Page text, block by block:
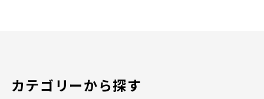
カテゴリーから探す